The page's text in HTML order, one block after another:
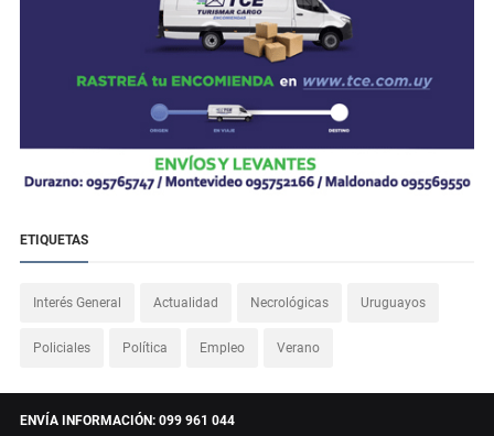
ETIQUETAS
Interés General Actualidad Necrológicas Uruguayos
Policiales Política Empleo Verano
ENVÍA INFORMACIÓN: 099 961 044